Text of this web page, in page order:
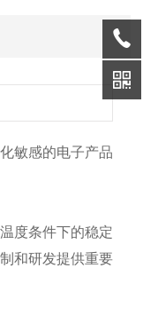
敏感的电子产品
度条件下的稳定
和研发提供重要